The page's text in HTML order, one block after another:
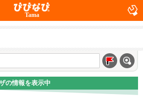
Tama
の情報を表示中